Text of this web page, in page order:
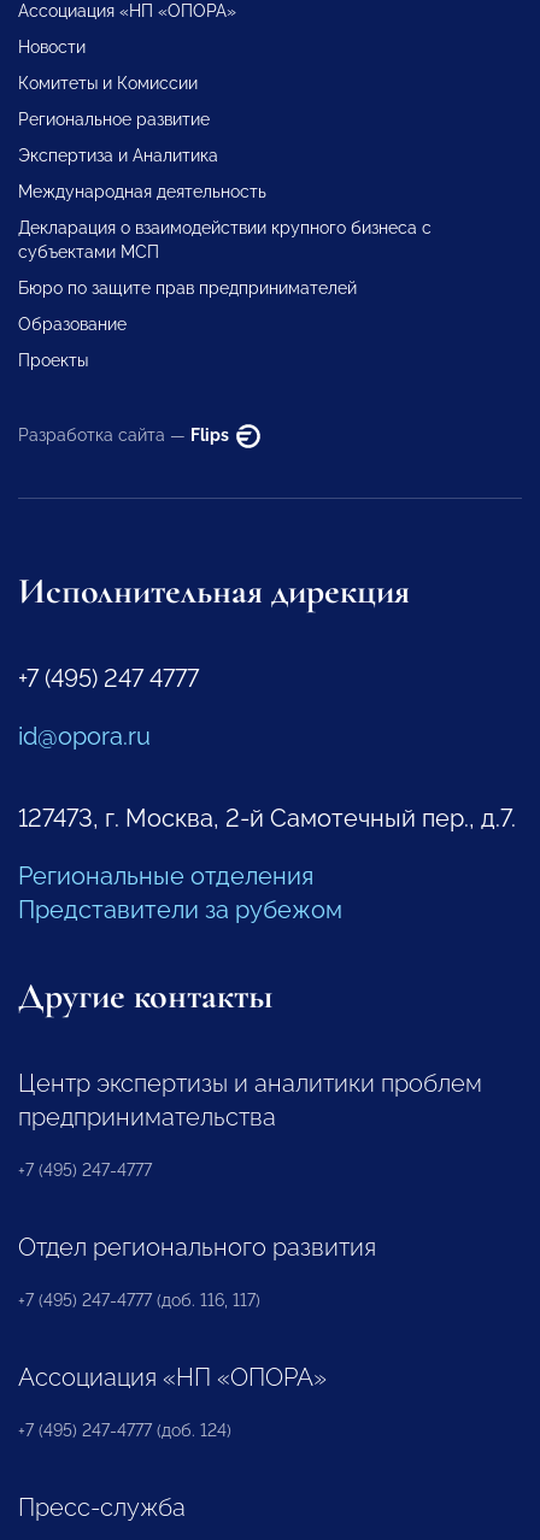
Ассоциация «НП «ОПОРА»
Новости
Комитеты и Комиссии
Региональное развитие
Экспертиза и Аналитика
Международная деятельность
Декларация о взаимодействии крупного бизнеса с
субъектами МСП
Бюро по защите прав предпринимателей
Образование
Проекты
Разработка сайта — Flips
Исполнительная дирекция
+7 (495) 247 4777
id@opora.ru
127473, г. Москва, 2-й Самотечный пер., д.7.
Региональные отделения
Представители за рубежом
Другие контакты
Центр экспертизы и аналитики проблем
предпринимательства
+7 (495) 247-4777
Отдел регионального развития
+7 (495) 247-4777 (доб. 116, 117)
Ассоциация «НП «ОПОРА»
+7 (495) 247-4777 (доб. 124)
Пресс-служба